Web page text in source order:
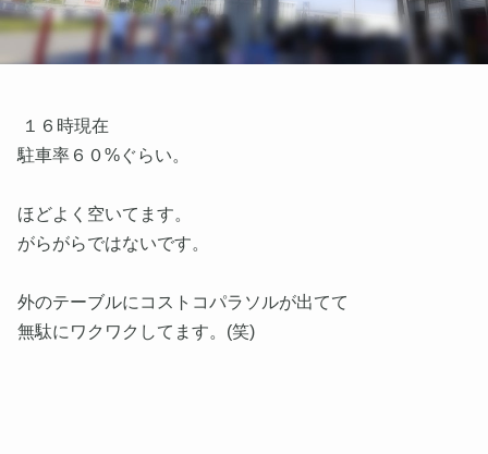
１６時現在
駐車率６０%ぐらい。
ほどよく空いてます。
がらがらではないです。
外のテーブルにコストコパラソルが出てて
無駄にワクワクしてます。(笑)